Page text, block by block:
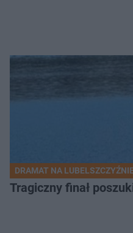
DRAMAT NA
Tragiczny finał